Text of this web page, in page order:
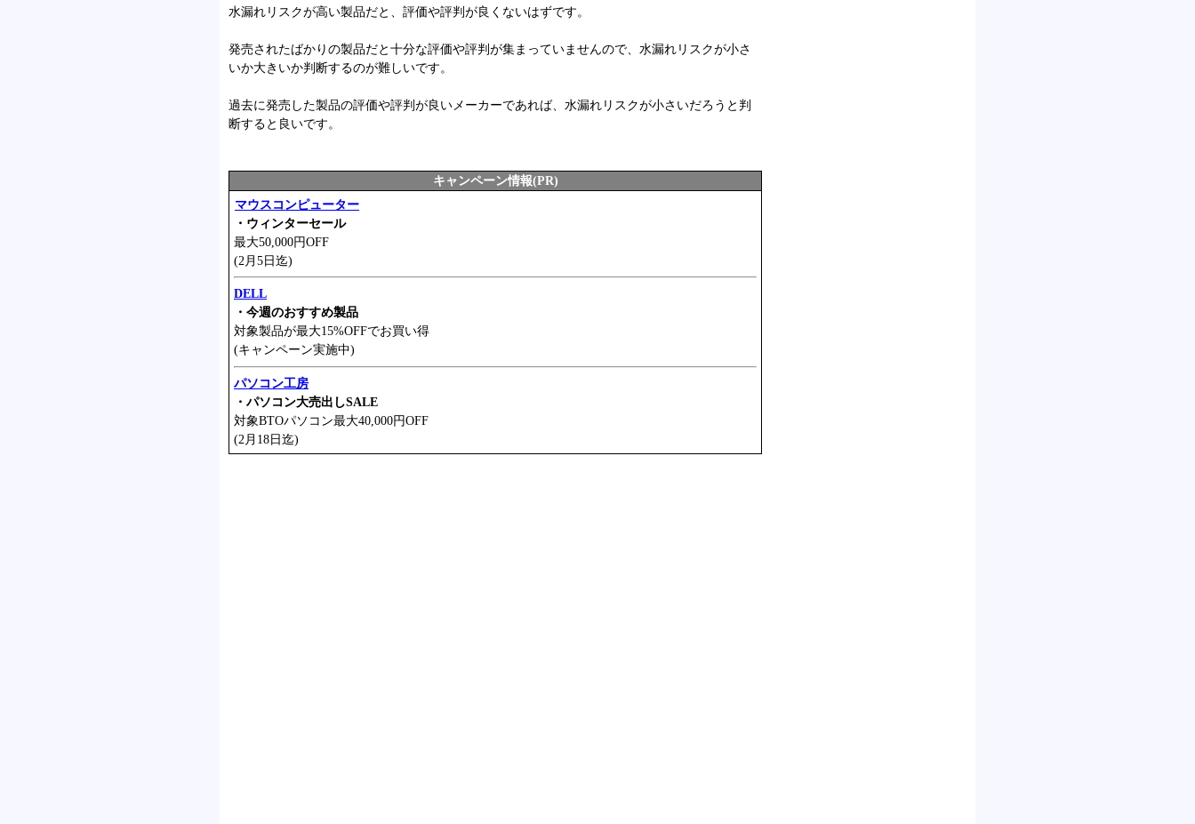
水漏れリスクが高い製品だと、評価や評判が良くないはずです。
発売されたばかりの製品だと十分な評価や評判が集まっていませんので、水漏れリスクが小さ
いか大きいか判断するのが難しいです。
過去に発売した製品の評価や評判が良いメーカーであれば、水漏れリスクが小さいだろうと判
断すると良いです。
キャンペーン情報(PR)
マウスコンピューター
・ウィンターセール
最大50,000円OFF
(2月5日迄)
DELL
・今週のおすすめ製品
対象製品が最大15%OFFでお買い得
(キャンペーン実施中)
パソコン工房
・パソコン大売出しSALE
対象BTOパソコン最大40,000円OFF
(2月18日迄)